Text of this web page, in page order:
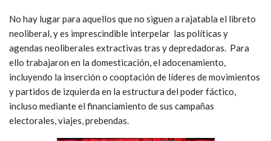
No hay lugar para aquellos que no siguen a rajatabla el libreto
neoliberal, y es imprescindible interpelar las políticas y
agendas neoliberales extractivas tras y depredadoras. Para
ello trabajaron en la domesticación, el adocenamiento,
incluyendo la inserción o cooptación de líderes de movimientos
y partidos de izquierda en la estructura del poder fáctico,
incluso mediante el financiamiento de sus campañas
electorales, viajes, prebendas.